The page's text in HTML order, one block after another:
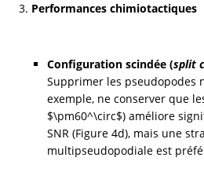
Performances chimiotactiques
Configuration scindée (split
Supprimer les pseudopodes
exemple, ne conserver que
$\pm60^\circ$) améliore
SNR (Figure 4d), mais une
multipseudopodiale est